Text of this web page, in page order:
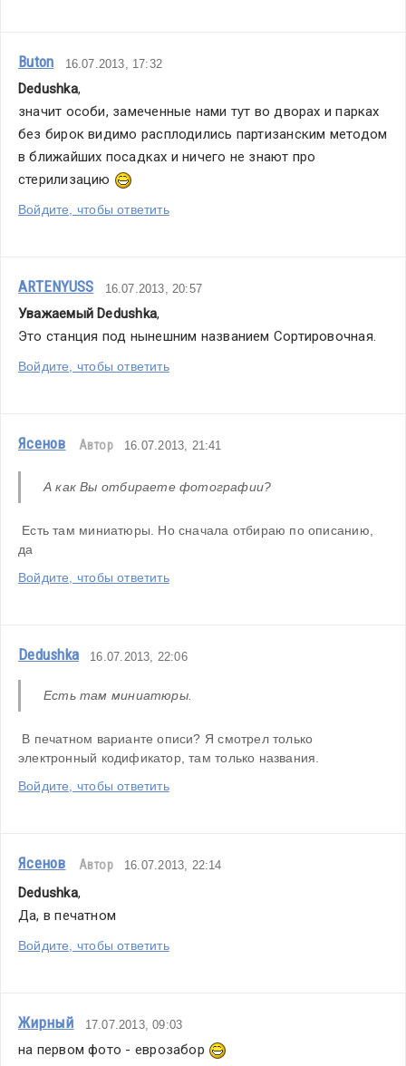
Buton 16.07.2013, 17:32
Dedushka,
значит особи, замеченные нами тут во дворах и парках
без бирок видимо расплодились партизанским методом
в ближайших посадках и ничего не знают про
стерилизацию
Войдите, чтобы ответить
ARTENYUSS 16.07.2013, 20:57
Уважаемый Dedushka,
Это станция под нынешним названием Сортировочная.
Войдите, чтобы ответить
Ясенов Автор 16.07.2013, 21:41
А как Вы отбираете фотографии?
да
Войдите, чтобы ответить
Dedushka 16.07.2013, 22:06
Есть там миниатюры.
электронный кодификатор, там только названия.
Войдите, чтобы ответить
Ясенов Автор 16.07.2013, 22:14
Dedushka,
Да, в печатном
Войдите, чтобы ответить
Жирный 17.07.2013, 09:03
на первом фото - еврозабор